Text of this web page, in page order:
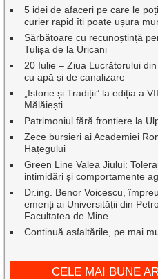
5 idei de afaceri pe care le
curier rapid îți poate ușura
Sărbătoare cu recunoștință
Tulișa de la Uricani
20 Iulie – Ziua Lucrătorului
cu apă și de canalizare
„Istorie și Tradiții” la ediția a
Mălăiești
Patrimoniul fără frontiere la
Zece bursieri ai Academiei
Hațegului
Green Line Valea Jiului:
intimidări și comportamente
Dr.ing. Benor Voicescu,
emeriți ai Universității din
Facultatea de Mine
Continuă asfaltările, pe mai
CELE MAI BUNE